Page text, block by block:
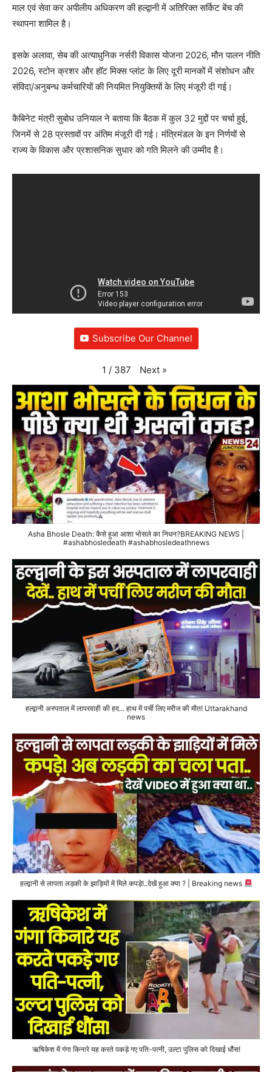
माल एवं सेवा कर अपीलीय अधिकरण की हल्द्वानी में अतिरिक्त सर्किट बेंच की
स्थापना शामिल है।
इसके अलावा, सेब की अत्याधुनिक नर्सरी विकास योजना 2026, मौन पालन नीति
2026, स्टोन क्रशर और हॉट मिक्स प्लांट के लिए दूरी मानकों में संशोधन और
संविदा/अनुबन्ध कर्मचारियों की नियमित नियुक्तियों के लिए मंजूरी दी गई।
कैबिनेट मंत्री सुबोध उनियाल ने बताया कि बैठक में कुल 32 मुद्दों पर चर्चा हुई,
जिनमें से 28 प्रस्तावों पर अंतिम मंजूरी दी गई। मंत्रिमंडल के इन निर्णयों से
राज्य के विकास और प्रशासनिक सुधार को गति मिलने की उम्मीद है।
Subscribe Our Channel
1 / 387 Next »
Asha Bhosle Death: कैसे हुआ आशा भोसले का निधन?BREAKING NEWS |
#ashabhosledeath #ashabhosledeathnews
हल्द्वानी अस्पताल में लापरवाही की हद... हाथ में पर्ची लिए मरीज की मौत! Uttarakhand
news
हल्द्वानी से लापता लड़की के झाड़ियों में मिले कपड़े!..देखें हुआ क्या ? | Breaking news
ऋषिकेश में गंगा किनारे यह करते पकड़े गए पति-पत्नी, उल्टा पुलिस को दिखाई धौंस!